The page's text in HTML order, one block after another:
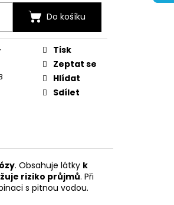
Do košíku
Tisk
Zeptat se
Hlídat
Sdílet
. Obsahuje látky k
riziko průjmů. Při
s pitnou vodou.